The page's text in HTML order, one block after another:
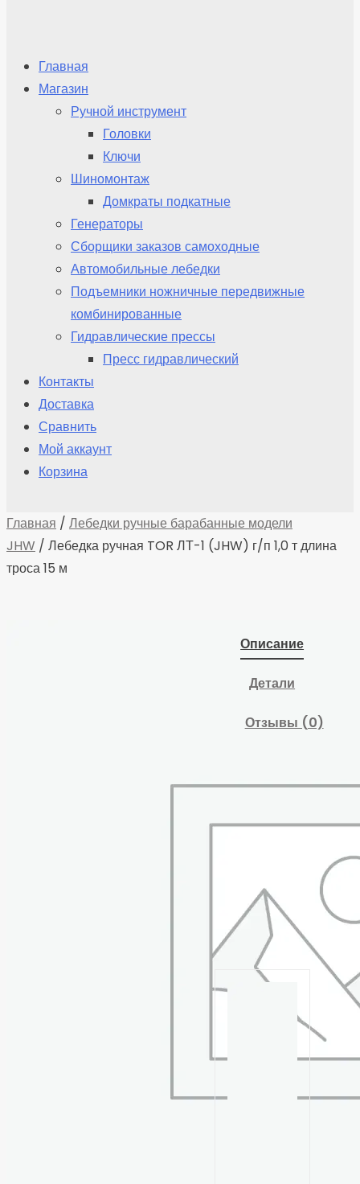
Главная
Магазин
Ручной инструмент
Головки
Ключи
Шиномонтаж
Домкраты подкатные
Генераторы
Сборщики заказов самоходные
Автомобильные лебедки
Подъемники ножничные передвижные
комбинированные
Гидравлические прессы
Пресс гидравлический
Контакты
Доставка
Сравнить
Мой аккаунт
Корзина
Главная / Лебедки ручные барабанные модели
JHW / Лебедка ручная TOR ЛТ-1 (JHW) г/п 1,0 т длина
троса 15 м
Описание
Детали
Отзывы (0)
ЛТ-1 (JHW) г/п 1,0 т,
15 м
Похожие